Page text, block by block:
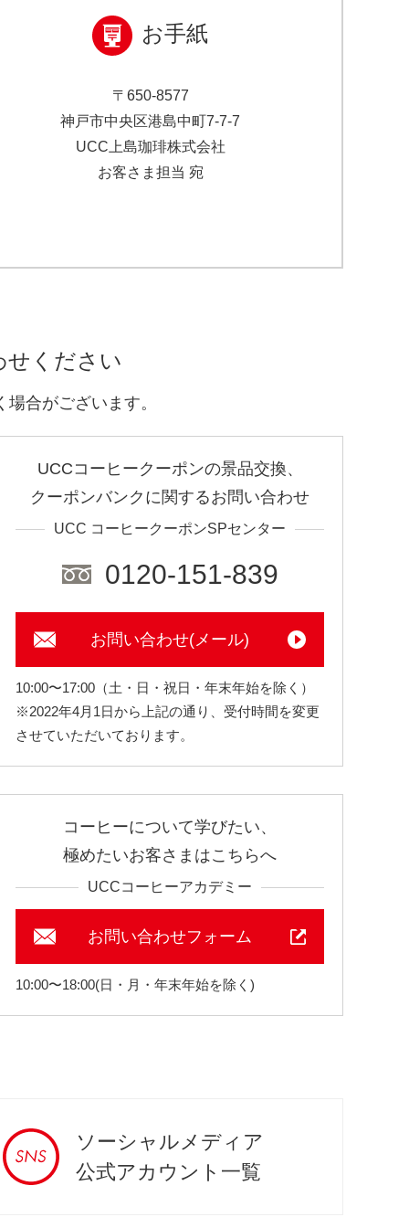
お手紙
〒650-8577
神戸市中央区港島中町7-7-7
UCC上島珈琲株式会社
お客さま担当 宛
せください
合がございます。
UCCコーヒークーポンの景品交換、
クーポンバンクに関するお問い合わせ
UCC コーヒークーポンSPセンター
0120-151-839
お問い合わせ(メール)
10:00〜17:00（土・日・祝日・年末年始を除く）
※2022年4月1日から上記の通り、受付時間を変更
させていただいております。
コーヒーについて学びたい、
極めたいお客さまはこちらへ
UCCコーヒーアカデミー
お問い合わせフォーム
10:00〜18:00(日・月・年末年始を除く)
ソーシャルメディア
公式アカウント一覧